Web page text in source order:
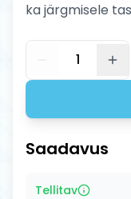
ka järgmisele
1
Saadavus
Tellitav